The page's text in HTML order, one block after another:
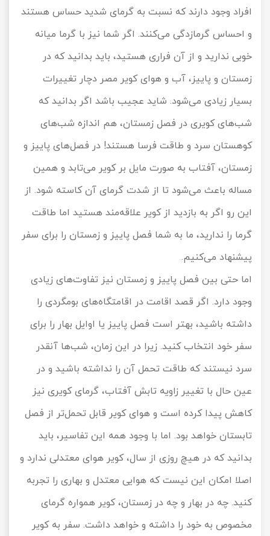
افراد وجود دارند که نسبت به گرمای شدید حساس هستند
و احساس گرمازدگی می‌کنند. اگر شما نیز با گرما میانه
خوبی ندارید و از آن فراری هستید، باید بدانید که در
زمستان و پاییز، آب و هوای کویر مصر دچار تغییرات
بسیار زیادی می‌شود. شاید عجیب باشد اگر بدانید که
شب‌های کویری در فصل زمستان، هم اندازه شب‌های
کوهستان سرد و طاقت فرسا هستند! در فصل‌های پاییز و
زمستان، آفتاب به صورت مایل بر کویر می‌تابد و همین
مساله باعث می‌شود تا از شدت گرمای آن کاسته شود. از
این رو اگر به بازدید از کویر علاقه‌مند هستید اما طاقت
گرما را ندارید، ما به شما فصل پاییز و زمستان را برای سفر
پیشنهاد می‌کنیم.
اما حتی بین فصل پاییز و زمستان نیز تفاوت‌های زیادی
وجود دارد. اگر قصد اقامت در اقامتگاه‌های بومگردی را
داشته باشید، بهتر است فصل پاییز یا اوایل بهار را برای
سفر خود انتخاب کنید. زیرا در این زمان، شب‌ها آنقدر
سرد نیستند که طاقت تحمل آن را نداشته باشید و در
عین حال با تغییر زاویه تابش آفتاب، گرمای کویری نیز
کاهش پیدا کرده است و هوای کویر قابل تحمل‌تر از فصل
تابستان خواهد بود. اما با وجود همه این تفاسیر، باید
بدانید که در هیچ روزی از سال، کویر هوای معتدلی ندارد و
اصلا امکان این نیست که هوایی معتدل و بهاری را تجربه
کنید. چه در بهار و چه در زمستان، کویر همواره گرمای
مخصوص به خود را داشته و خواهد داشت. سفر به کویر